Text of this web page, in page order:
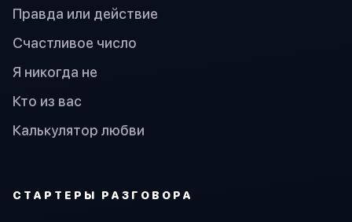
Правда или действие
Счастливое число
Я никогда не
Кто из вас
Калькулятор любви
СТАРТЕРЫ РАЗГОВОРА